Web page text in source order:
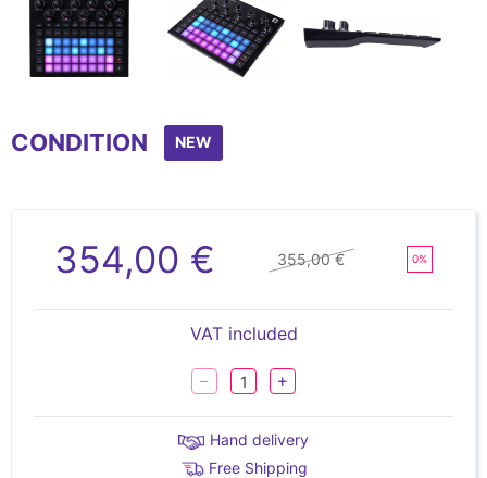
of
CONDITION NEW
354,00 € 355,00 € 0%
VAT included
Hand delivery
Free Shipping